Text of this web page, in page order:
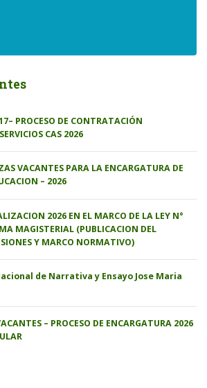
PROCESO DE CONTRATACIÓN
CAS 2026
VACANTES PARA LA ENCARGATURA DE
– 2026
2026 EN EL MARCO DE LA LEY N°
MAGISTERIAL (PUBLICACION DEL
Y MARCO NORMATIVO)
de Narrativa y Ensayo Jose Maria
– PROCESO DE ENCARGATURA 2026